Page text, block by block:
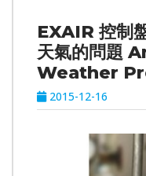
​EXAIR 控制
天氣的問題
Weather
2015-12-16